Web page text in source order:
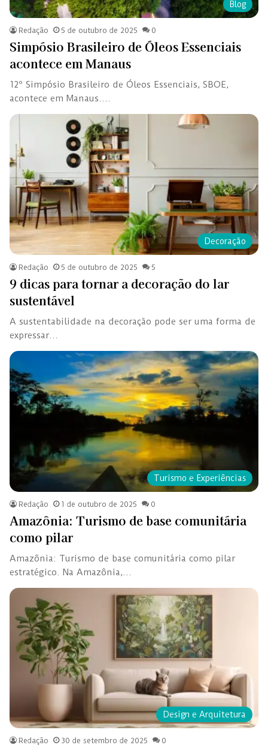
Blog
Redação 5 de outubro de 2025 0
Simpósio Brasileiro de Óleos Essenciais
acontece em Manaus
12º Simpósio Brasileiro de Óleos Essenciais, SBOE,
acontece em Manaus.…
Decoração
Redação 5 de outubro de 2025 5
9 dicas para tornar a decoração do lar
sustentável
A sustentabilidade na decoração pode ser uma forma de
expressar…
Turismo e Experiências
Redação 1 de outubro de 2025 0
Amazônia: Turismo de base comunitária
como pilar
Amazônia: Turismo de base comunitária como pilar
estratégico. Na Amazônia,…
Design e Arquitetura
Redação 30 de setembro de 2025 0